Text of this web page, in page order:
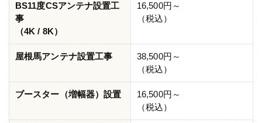
BS11度CSアンテナ設置工
事
（4K / 8K）
16,500円～
（税込）
屋根馬アンテナ設置工事
38,500円～
（税込）
ブースター（増幅器）設置
16,500円～
（税込）